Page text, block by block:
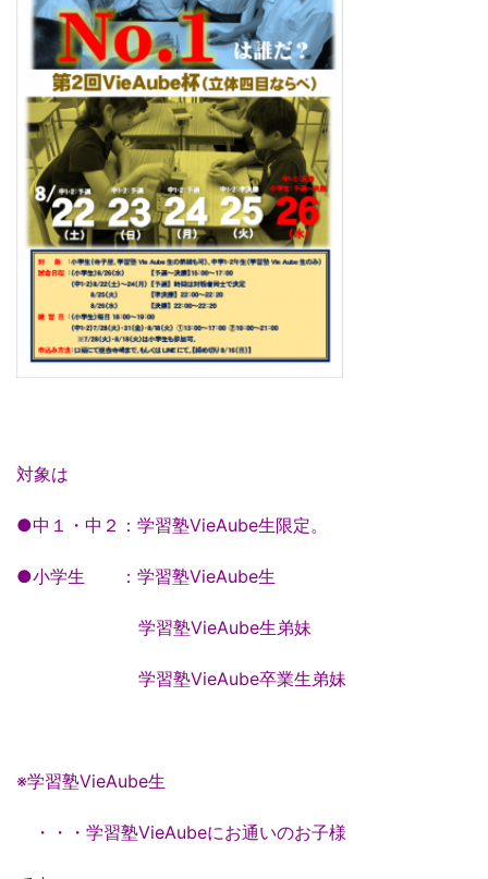
対象は
●中１・中２：学習塾VieAube生限定。
●小学生 ：学習塾VieAube生
学習塾VieAube生弟妹
学習塾VieAube卒業生弟妹
※学習塾VieAube生
・・・学習塾VieAubeにお通いのお子様